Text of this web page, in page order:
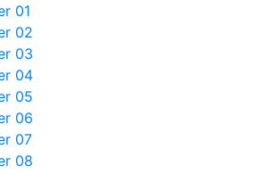
01
02
03
04
05
06
07
08